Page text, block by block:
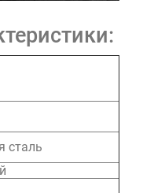
сталь